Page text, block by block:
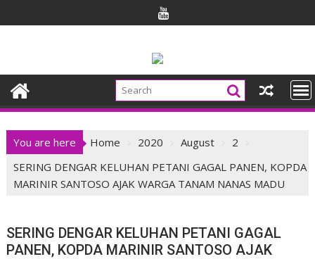
to
You are here Home 2020 August
2
SERING DENGAR KELUHAN PETANI GAGAL PANEN, KOPDA
MARINIR SANTOSO AJAK WARGA TANAM NANAS MADU
SERING DENGAR KELUHAN PETANI GAGAL
PANEN, KOPDA MARINIR SANTOSO AJAK